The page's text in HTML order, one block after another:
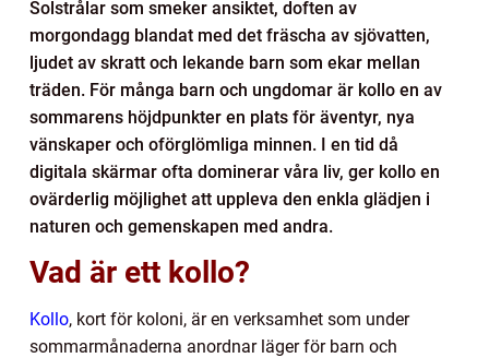
Solstrålar som smeker ansiktet, doften av
morgondagg blandat med det fräscha av sjövatten,
ljudet av skratt och lekande barn som ekar mellan
träden. För många barn och ungdomar är kollo en av
sommarens höjdpunkter en plats för äventyr, nya
vänskaper och oförglömliga minnen. I en tid då
digitala skärmar ofta dominerar våra liv, ger kollo en
ovärderlig möjlighet att uppleva den enkla glädjen i
naturen och gemenskapen med andra.
Vad är ett kollo?
Kollo, kort för koloni, är en verksamhet som under
sommarmånaderna anordnar läger för barn och